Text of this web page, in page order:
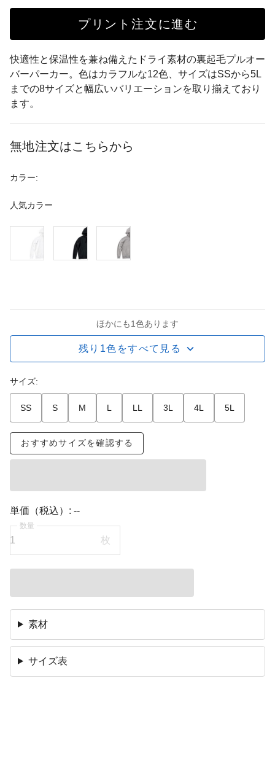
プリント注文に進む
快適性と保温性を兼ね備えたドライ素材の裏起毛プルオー
バーパーカー。色はカラフルな12色、サイズはSSから5L
までの8サイズと幅広いバリエーションを取り揃えており
ます。
無地注文はこちらから
カラー:
人気カラー
ほかにも1色あります
残り1色をすべて見る
サイズ:
SS S M L LL 3L 4L 5L
おすすめサイズを確認する
単価（税込）: --
枚
数量
素材
サイズ表